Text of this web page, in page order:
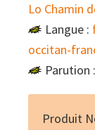
Lo Chamin
Langue :
occitan-
Parution
Produit